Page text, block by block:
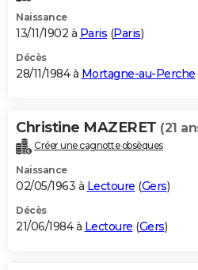
Naissance
13/11/1902 à Paris (Paris)
Décès
28/11/1984 à Mortagne-au-Perche
Christine MAZERET (21
Créer une cagnotte obsèques
Naissance
02/05/1963 à Lectoure (Gers)
Décès
21/06/1984 à Lectoure (Gers)